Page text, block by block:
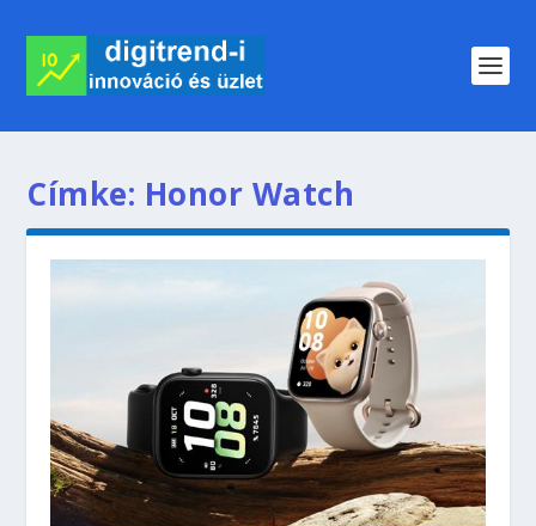
Címke: Honor Watch